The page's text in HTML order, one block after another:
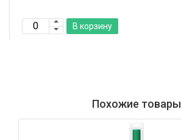
В корзину
Похожие товары